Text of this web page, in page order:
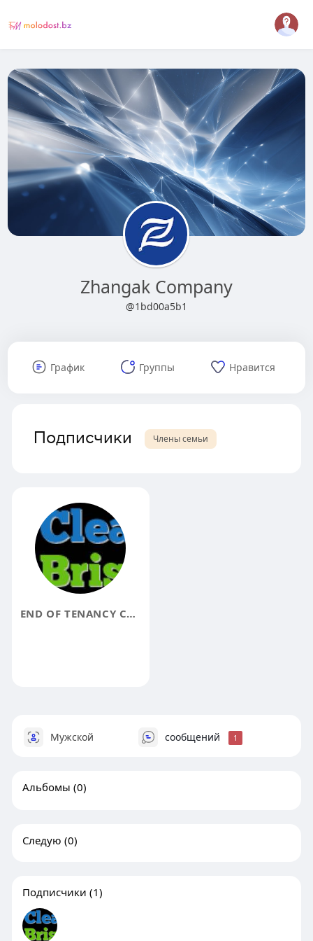
Zhangak Company
@1bd00a5b1
График Группы Нравится
Подписчики Члены семьи
END OF TENANCY CLEANING BRISTOL
Мужской сообщений 1
Альбомы (0)
Следую (0)
Подписчики (1)